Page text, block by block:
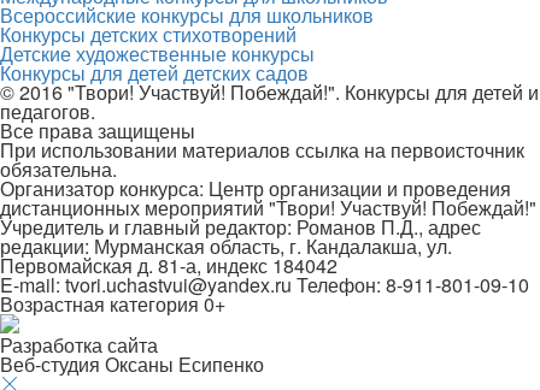
Всероссийские конкурсы для школьников
Конкурсы детских стихотворений
Детские художественные конкурсы
Конкурсы для детей детских садов
© 2016 "Твори! Участвуй! Побеждай!". Конкурсы для детей и
педагогов.
Все права защищены
При использовании материалов ссылка на первоисточник
обязательна.
Организатор конкурса: Центр организации и проведения
дистанционных мероприятий "Твори! Участвуй! Побеждай!"
Учредитель и главный редактор: Романов П.Д., адрес
редакции: Мурманская область, г. Кандалакша, ул.
Первомайская д. 81-а, индекс 184042
E-mail: tvori.uchastvui@yandex.ru Телефон: 8-911-801-09-10
Возрастная категория 0+
Разработка сайта
Веб-студия Оксаны Есипенко